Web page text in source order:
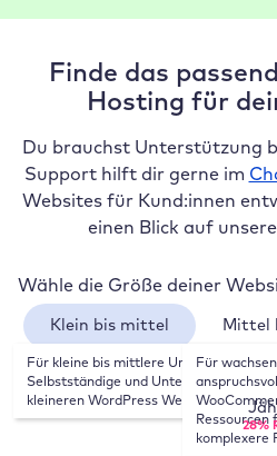
Finde das
Hosting für
Du brauchst Unterstützung
Support hilft dir gerne im
Websites für Kund:innen
einen Blick auf unsere
Wähle die Größe deiner
Klein bis mittel
Für kleine bis mittlere Unternehmen,
Selbstständige und Unternehmen mit
kleineren WordPress Websites.
Mittel
Für
Ressourcen
komplexere
Wähle
28%